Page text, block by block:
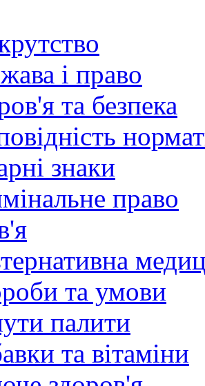
і право
та безпека
знаки
право
та умови
палити
та вітаміни